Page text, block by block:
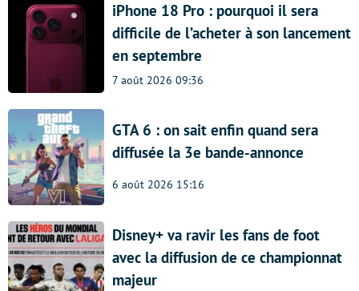
iPhone 18 Pro : pourquoi il sera
difficile de l’acheter à son lancement
en septembre
7 août 2026 09:36
GTA 6 : on sait enfin quand sera
diffusée la 3e bande-annonce
6 août 2026 15:16
Disney+ va ravir les fans de foot
avec la diffusion de ce championnat
majeur